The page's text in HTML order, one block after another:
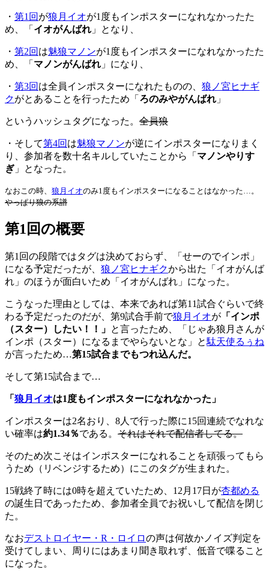
・ 第1回 が狼月イオが1度もインポスターになれなかったた
め、「 イオがんばれ 」となり、
・ 第2回 は魅狼マノンが1度もインポスターになれなかったた
め、「 マノンがんばれ 」になり、
・ 第3回 は全員インポスターになれたものの、 狼ノ宮ヒナギ
クがとあることを行ったため「 ろのみやがんばれ 」
というハッシュタグになった。 全員狼
・そして第4回 は魅狼マノンが逆にインポスターになりまく
り、参加者を数十名キルしていたことから「 マノンやりす
ぎ 」となった。
なおこの時、 狼月イオのみ1度もインポスターになることはなかった…。
やっぱり狼の系譜
第1回の概要
第1回の段階ではタグは決めておらず、「せーのでインポ」
になる予定だったが、 狼ノ宮ヒナギクから出た「イオがんば
れ」のほうが面白いため「イオがんばれ」になった。
こうなった理由としては、本来であれば第11試合ぐらいで終
わる予定だったのだが、第9試合手前で狼月イオが 「インポ
（スター）したい！！」 と言ったため、「じゃあ狼月さんが
インポ（スター）になるまでやらないとな」と駄天使るぅね
が言ったため…第15試合までもつれ込んだ。
そして第15試合まで…
「 狼月イオは1度もインポスターになれなかった」
インポスターは2名おり、8人で行った際に15回連続でなれな
い確率は約1.34％である。 それはそれで配信者してる。
そのため次こそはインポスターになれることを頑張ってもら
うため（リベンジするため）にこのタグが生まれた。
15戦終了時には0時を超えていたため、12月17日が杏都める
の誕生日であったため、参加者全員でお祝いして配信を閉じ
た。
なおデストロイヤー・R・ロイロの声は何故かノイズ判定を
受けてしまい、周りにはあまり聞き取れず、低音で喋ること
になった。